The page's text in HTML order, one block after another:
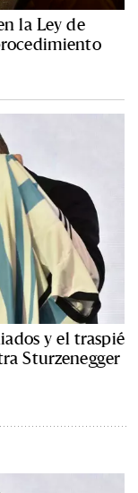
la Ley de
y el traspié
Sturzenegger